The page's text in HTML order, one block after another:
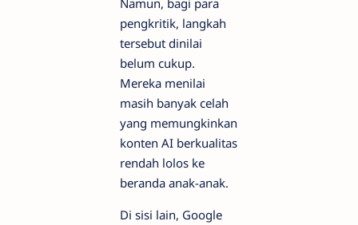
pengkritik, langkah
tersebut dinilai
belum cukup.
Mereka menilai
masih banyak celah
yang memungkinkan
konten AI berkualitas
rendah lolos ke
beranda anak-anak.
Di sisi lain, Google